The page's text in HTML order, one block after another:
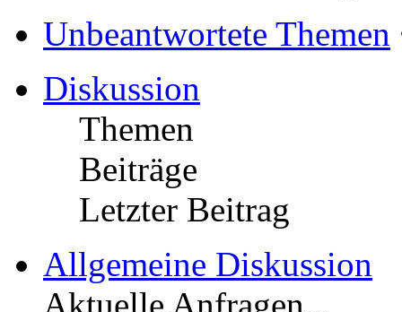
Unbeantwortete Themen
Diskussion
Themen
Beiträge
Letzter Beitrag
Allgemeine Diskussion